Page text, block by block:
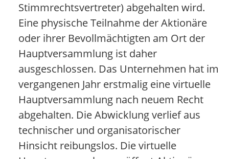
Stimmrechtsvertreter) abgehalten wird.
Eine physische Teilnahme der Aktionäre
oder ihrer Bevollmächtigten am Ort der
Hauptversammlung ist daher
ausgeschlossen. Das Unternehmen hat im
vergangenen Jahr erstmalig eine virtuelle
Hauptversammlung nach neuem Recht
abgehalten. Die Abwicklung verlief aus
technischer und organisatorischer
Hinsicht reibungslos. Die virtuelle